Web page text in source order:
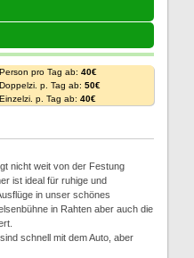
Person pro Tag ab: 40€
Doppelzi. p. Tag ab: 50€
Einzelzi. p. Tag ab: 40€
nicht weit von der Festung
ist ideal für ruhige und
in unser schönes
in Rahten aber auch die
schnell mit dem Auto, aber